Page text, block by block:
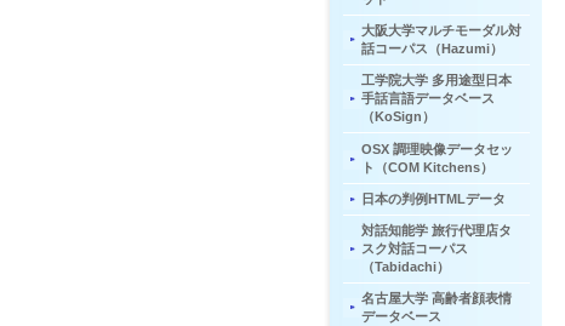
大阪大学マルチモーダル対
話コーパス（Hazumi）
工学院大学 多用途型日本
手話言語データベース
（KoSign）
OSX 調理映像データセッ
ト（COM Kitchens）
日本の判例HTMLデータ
対話知能学 旅行代理店タ
スク対話コーパス
（Tabidachi）
名古屋大学 高齢者顔表情
データベース